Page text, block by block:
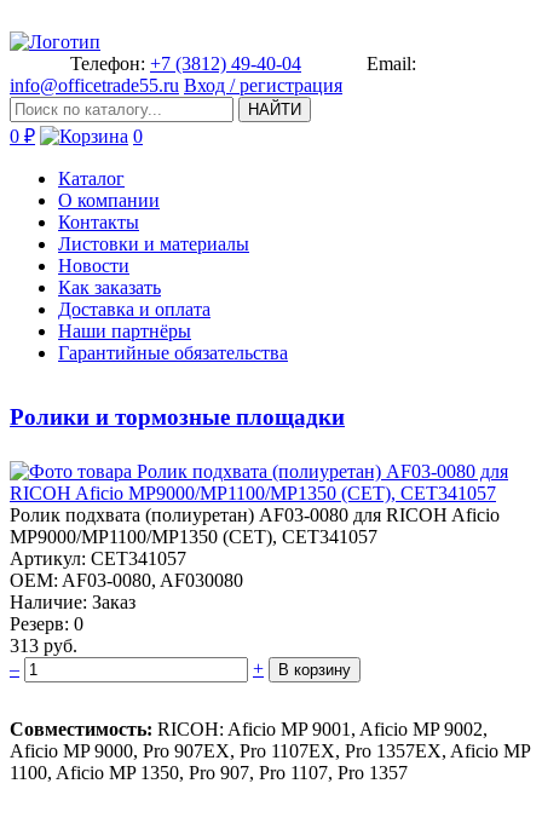
Телефон: +7 (3812) 49-40-04
Email:
info@officetrade55.ru Вход / регистрация
НАЙТИ
0 ₽ 0
Каталог
О компании
Контакты
Листовки и материалы
Новости
Как заказать
Доставка и оплата
Наши партнёры
Гарантийные обязательства
Ролики и тормозные площадки
Ро­лик подхвата (полиуретан) AF03­-0080 для RICOH Aficio
MP9000/­MP1100/MP1350 (CET), CET341057­
Артикул: CET341057
OEM: AF03-0080, AF030080
Наличие: Заказ
Резерв: 0
313 руб.
–
+ В корзину
Совместимость: RICOH: Aficio MP 9001, Aficio MP 9002,
Aficio MP 9000, Pro 907EX, Pro 1107EX, Pro 1357EX, Aficio MP
1100, Aficio MP 1350, Pro 907, Pro 1107, Pro 1357